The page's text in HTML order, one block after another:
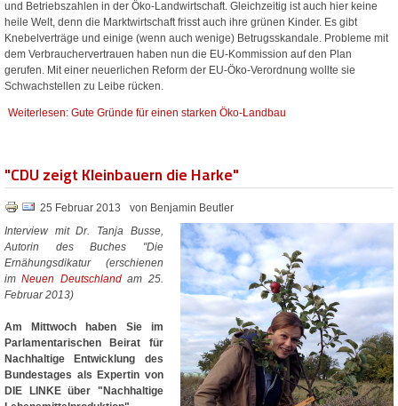
und Betriebszahlen in der Öko-Landwirtschaft. Gleichzeitig ist auch hier keine
heile Welt, denn die Marktwirtschaft frisst auch ihre grünen Kinder. Es gibt
Knebelverträge und einige (wenn auch wenige) Betrugsskandale. Probleme mit
dem Verbrauchervertrauen haben nun die EU-Kommission auf den Plan
gerufen. Mit einer neuerlichen Reform der EU-Öko-Verordnung wollte sie
Schwachstellen zu Leibe rücken.
Weiterlesen: Gute Gründe für einen starken Öko-Landbau
"CDU zeigt Kleinbauern die Harke"
25 Februar 2013
von Benjamin Beutler
Interview mit Dr. Tanja Busse,
Autorin des Buches "Die
Ernähungsdikatur (erschienen
imNeuen Deutschlandam 25.
Februar 2013)
Am Mittwoch haben Sie im
Parlamentarischen Beirat für
Nachhaltige Entwicklung des
Bundestages als Expertin von
DIE LINKE über "Nachhaltige